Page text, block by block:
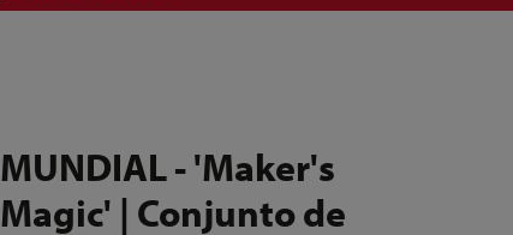
MUNDIAL - 'Maker's
Magic' | Conjunto de